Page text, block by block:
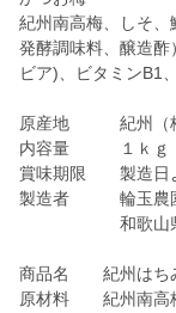
紀州南高梅、しそ、
発酵調味料、醸造
ビア)、ビタミンB1
原産地 紀州（
内容量 １ｋｇ
賞味期限 製造日
製造者 輪玉農
和歌山県田辺
商品名 紀州はち
原材料 紀州南高梅